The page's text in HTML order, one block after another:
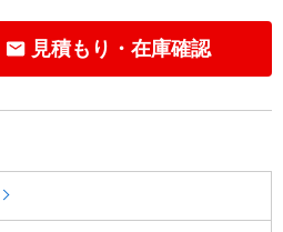
見積もり・在庫確認